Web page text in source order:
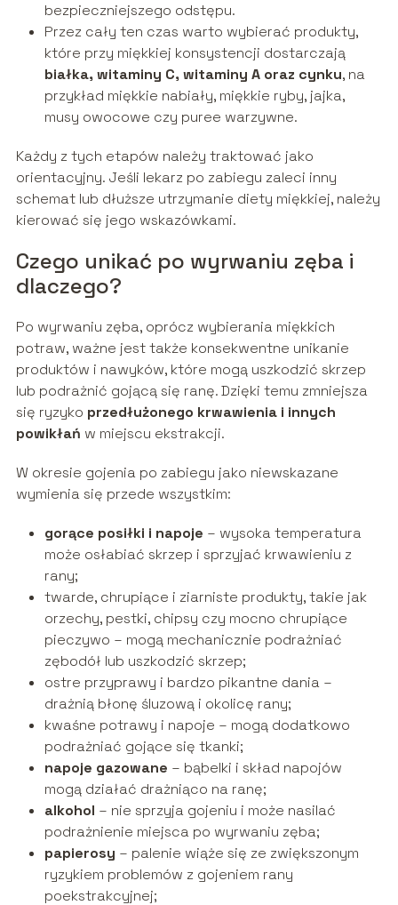
bezpieczniejszego odstępu.
Przez cały ten czas warto wybierać produkty,
które przy miękkiej konsystencji dostarczają
białka, witaminy C, witaminy A oraz cynku, na
przykład miękkie nabiały, miękkie ryby, jajka,
musy owocowe czy puree warzywne.
Każdy z tych etapów należy traktować jako
orientacyjny. Jeśli lekarz po zabiegu zaleci inny
schemat lub dłuższe utrzymanie diety miękkiej, należy
kierować się jego wskazówkami.
Czego unikać po wyrwaniu zęba i
dlaczego?
Po wyrwaniu zęba, oprócz wybierania miękkich
potraw, ważne jest także konsekwentne unikanie
produktów i nawyków, które mogą uszkodzić skrzep
lub podrażnić gojącą się ranę. Dzięki temu zmniejsza
się ryzyko przedłużonego krwawienia i innych
powikłań w miejscu ekstrakcji.
W okresie gojenia po zabiegu jako niewskazane
wymienia się przede wszystkim:
gorące posiłki i napoje – wysoka temperatura
może osłabiać skrzep i sprzyjać krwawieniu z
rany;
twarde, chrupiące i ziarniste produkty, takie jak
orzechy, pestki, chipsy czy mocno chrupiące
pieczywo – mogą mechanicznie podrażniać
zębodół lub uszkodzić skrzep;
ostre przyprawy i bardzo pikantne dania –
drażnią błonę śluzową i okolicę rany;
kwaśne potrawy i napoje – mogą dodatkowo
podrażniać gojące się tkanki;
napoje gazowane – bąbelki i skład napojów
mogą działać drażniąco na ranę;
alkohol – nie sprzyja gojeniu i może nasilać
podrażnienie miejsca po wyrwaniu zęba;
papierosy – palenie wiąże się ze zwiększonym
ryzykiem problemów z gojeniem rany
poekstrakcyjnej;